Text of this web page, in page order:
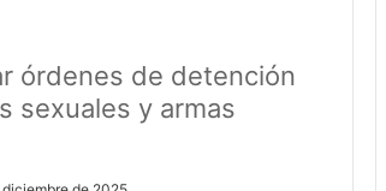
órdenes de detención
sexuales y armas